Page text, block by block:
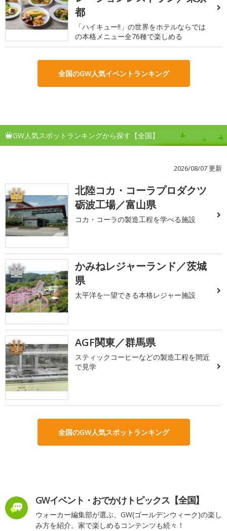
都
「ハイキュー!!」の世界をホテルならでは
の本格メニュー全76種で楽しめる
全国のGW人気イベントランキング
GW人気スポットランキングから探す【全国】
2026/08/07 更新
1
北陸コカ・コーラプロダクツ
砺波工場／富山県
コカ・コーラの製造工程を学べる施設
2
かみねレジャーランド／茨城
県
太平洋を一望できる本格レジャー施設
3 AGF関東／群馬県
スティックコーヒーなどの製造工程を間近
で見学
全国のGW人気スポットランキング
GWイベント・おでかけトピックス【全国】
ウォーカー編集部が選ぶ、GW(ゴールデンウィーク)の楽し
み方を紹介。家で楽しめるコンテンツも続々！